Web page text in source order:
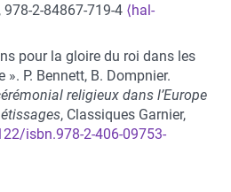
978-2-84867-719-4 ⟨hal-
pour la gloire du roi dans les
P. Bennett, B. Dompnier.
religieux dans l’Europe
, Classiques Garnier,
isbn.978-2-406-09753-